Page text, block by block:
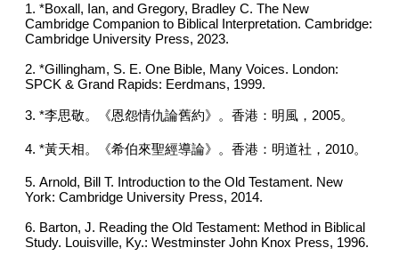
1. *Boxall, Ian, and Gregory, Bradley C. The New
Cambridge Companion to Biblical Interpretation. Cambridge:
Cambridge University Press, 2023.
2. *Gillingham, S. E. One Bible, Many Voices. London:
SPCK & Grand Rapids: Eerdmans, 1999.
3. *李思敬。《恩怨情仇論舊約》。香港：明風，2005。
4. *黃天相。《希伯來聖經導論》。香港：明道社，2010。
5. Arnold, Bill T. Introduction to the Old Testament. New
York: Cambridge University Press, 2014.
6. Barton, J. Reading the Old Testament: Method in Biblical
Study. Louisville, Ky.: Westminster John Knox Press, 1996.